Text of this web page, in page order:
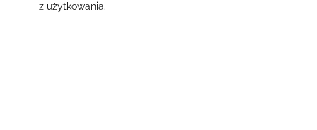
z użytkowania.